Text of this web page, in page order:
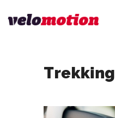
Trekking